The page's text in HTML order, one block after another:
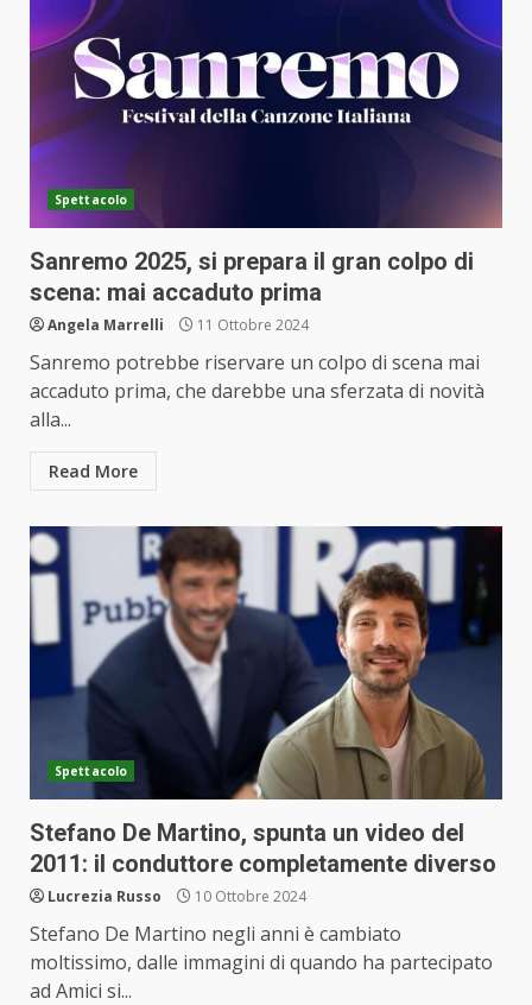
Spettacolo
Sanremo 2025, si prepara il gran colpo di
scena: mai accaduto prima
Angela Marrelli 11 Ottobre 2024
Sanremo potrebbe riservare un colpo di scena mai
accaduto prima, che darebbe una sferzata di novità
alla...
Read More
Spettacolo
Stefano De Martino, spunta un video del
2011: il conduttore completamente diverso
Lucrezia Russo 10 Ottobre 2024
Stefano De Martino negli anni è cambiato
moltissimo, dalle immagini di quando ha partecipato
ad Amici si...